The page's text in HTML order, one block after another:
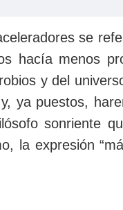
se
hacía menos
y del
ya puestos,
sonriente
la expresión